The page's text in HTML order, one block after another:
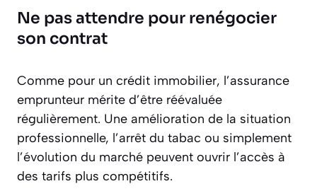
Ne pas attendre pour renégocier
son contrat
Comme pour un crédit immobilier, l’assurance
emprunteur mérite d’être réévaluée
régulièrement. Une amélioration de la situation
professionnelle, l’arrêt du tabac ou simplement
l’évolution du marché peuvent ouvrir l’accès à
des tarifs plus compétitifs.